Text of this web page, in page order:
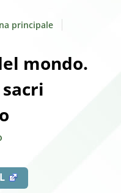
principale
mondo.